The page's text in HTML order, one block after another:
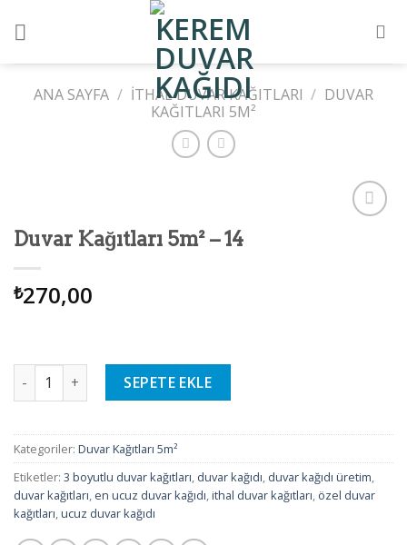
ANA SAYFA / İTHAL DUVAR KAĞITLARI / DUVAR
KAĞITLARI 5M²
Duvar Kağıtları 5m² – 14
₺270,00
Duvar Kağıtları 5m² - 14 adet
SEPETE EKLE
Kategoriler: Duvar Kağıtları 5m²
Etiketler: 3 boyutlu duvar kağıtları, duvar kağıdı, duvar kağıdı üretim,
duvar kağıtları, en ucuz duvar kağıdı,ithal duvar kağıtları, özel duvar
kağıtları,ucuz duvar kağıdı